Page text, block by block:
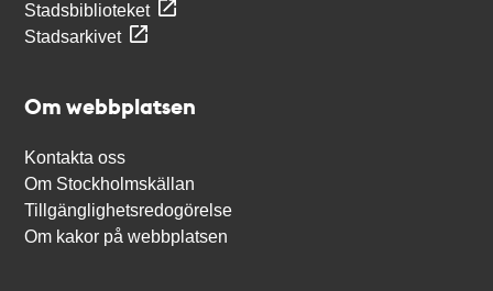
Stadsbiblioteket
Stadsarkivet
Om webbplatsen
Kontakta oss
Om Stockholmskällan
Tillgänglighetsredogörelse
Om kakor på webbplatsen